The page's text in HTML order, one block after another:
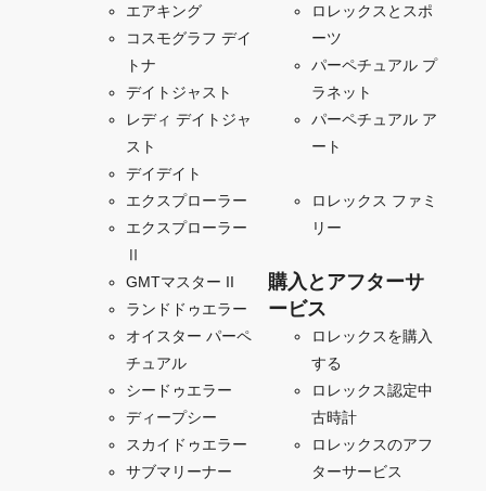
エアキング
コスモグラフ デイ
トナ
デイトジャスト
レディ デイトジャ
スト
デイデイト
エクスプローラー
エクスプローラー
Ⅱ
GMTマスター II
ランドドゥエラー
オイスター パーペ
チュアル
シードゥエラー
ディープシー
スカイドゥエラー
サブマリーナー
ロレックスとスポ
ーツ
パーペチュアル プ
ラネット
パーペチュアル ア
ート
ロレックス ファミ
リー
購入とアフターサ
ービス
ロレックスを購入
する
ロレックス認定中
古時計
ロレックスのアフ
ターサービス